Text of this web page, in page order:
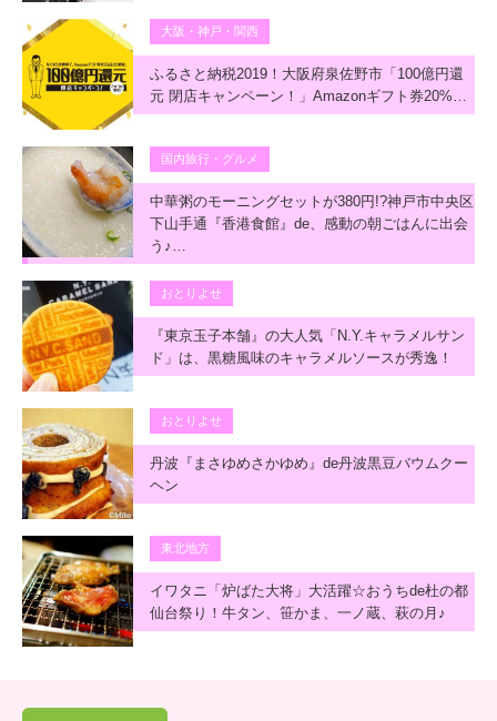
大阪・神戸・関西
ふるさと納税2019！大阪府泉佐野市「100億円還
元 閉店キャンペーン！」Amazonギフト券20%…
国内旅行・グルメ
中華粥のモーニングセットが380円!?神戸市中央区
下山手通『香港食館』de、感動の朝ごはんに出会
う♪…
おとりよせ
『東京玉子本舗』の大人気「N.Y.キャラメルサン
ド」は、黒糖風味のキャラメルソースが秀逸！
おとりよせ
丹波『まさゆめさかゆめ』de丹波黒豆バウムクー
ヘン
東北地方
イワタニ「炉ばた大将」大活躍☆おうちde杜の都
仙台祭り！牛タン、笹かま、一ノ蔵、萩の月♪